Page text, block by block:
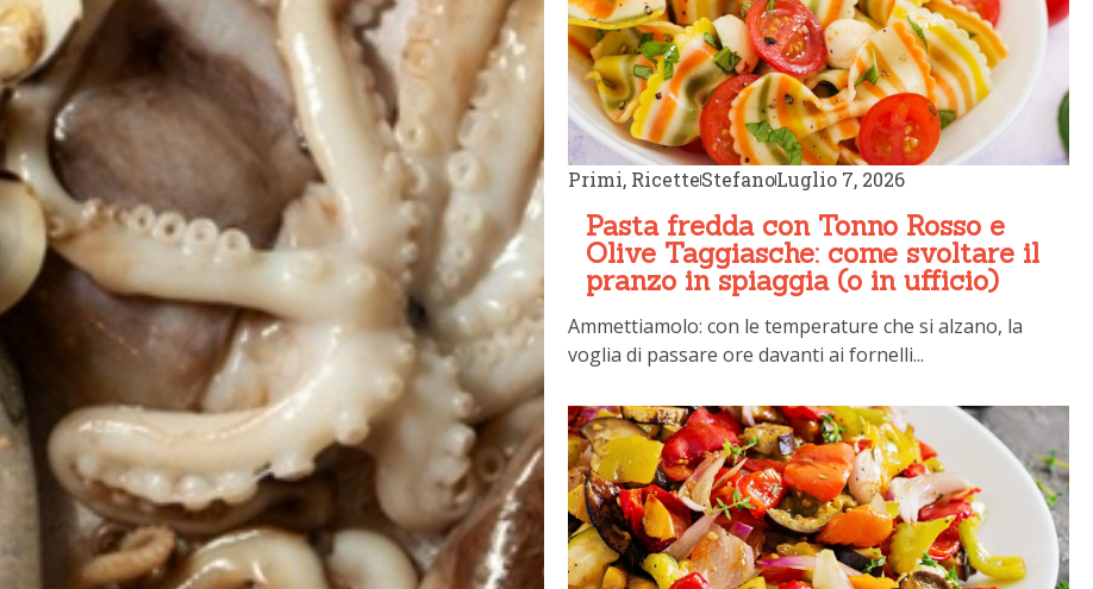
Primi, RicetteStefanoLuglio 7, 2026
Pasta fredda con Tonno Rosso e
Olive Taggiasche: come svoltare il
pranzo in spiaggia (o in ufficio)
Ammettiamolo: con le temperature che si alzano, la
voglia di passare ore davanti ai fornelli...